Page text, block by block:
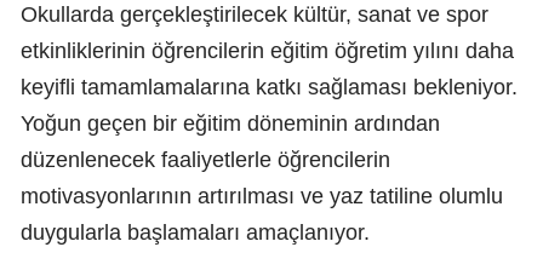
Okullarda gerçekleştirilecek kültür, sanat ve spor
etkinliklerinin öğrencilerin eğitim öğretim yılını daha
keyifli tamamlamalarına katkı sağlaması bekleniyor.
Yoğun geçen bir eğitim döneminin ardından
düzenlenecek faaliyetlerle öğrencilerin
motivasyonlarının artırılması ve yaz tatiline olumlu
duygularla başlamaları amaçlanıyor.